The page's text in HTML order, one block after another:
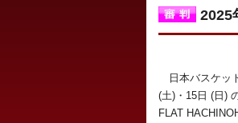
2025
日本バスケッ
(土)・15日 (日)
FLAT